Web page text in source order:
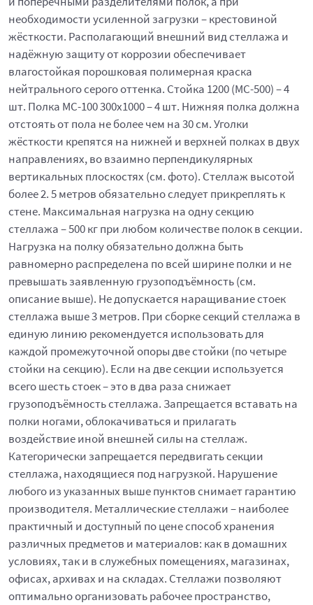
необходимости усиленной загрузки – крестовиной
жёсткости. Располагающий внешний вид стеллажа и
надёжную защиту от коррозии обеспечивает
влагостойкая порошковая полимерная краска
нейтрального серого оттенка. Стойка 1200 (МС-500) – 4
шт. Полка МС-100 300x1000 – 4 шт. Нижняя полка должна
отстоять от пола не более чем на 30 см. Уголки
жёсткости крепятся на нижней и верхней полках в двух
направлениях, во взаимно перпендикулярных
вертикальных плоскостях (см. фото). Стеллаж высотой
более 2. 5 метров обязательно следует прикреплять к
стене. Максимальная нагрузка на одну секцию
стеллажа – 500 кг при любом количестве полок в секции.
Нагрузка на полку обязательно должна быть
равномерно распределена по всей ширине полки и не
превышать заявленную грузоподъёмность (см.
описание выше). Не допускается наращивание стоек
стеллажа выше 3 метров. При сборке секций стеллажа в
единую линию рекомендуется использовать для
каждой промежуточной опоры две стойки (по четыре
стойки на секцию). Если на две секции используется
всего шесть стоек – это в два раза снижает
грузоподъёмность стеллажа. Запрещается вставать на
полки ногами, облокачиваться и прилагать
воздействие иной внешней силы на стеллаж.
Категорически запрещается передвигать секции
стеллажа, находящиеся под нагрузкой. Нарушение
любого из указанных выше пунктов снимает гарантию
производителя. Металлические стеллажи – наиболее
практичный и доступный по цене способ хранения
различных предметов и материалов: как в домашних
условиях, так и в служебных помещениях, магазинах,
офисах, архивах и на складах. Стеллажи позволяют
оптимально организовать рабочее пространство,